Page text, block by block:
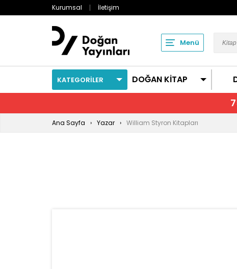
Kurumsal İletişim
Menü
KATEGORİLER DOĞAN KİTAP
Ana Sayfa Yazar William Styron Kitapları